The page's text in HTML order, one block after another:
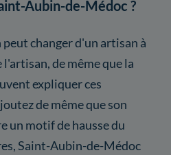
Aubin-de-Médoc ?
changer d'un artisan à
l'artisan, de même que la
expliquer ces
de même que son
un motif de hausse du
Saint-Aubin-de-Médoc